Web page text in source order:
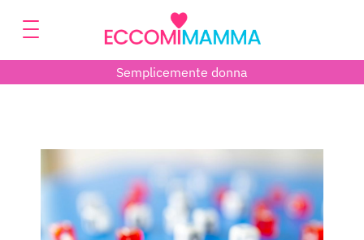
Semplicemente donna